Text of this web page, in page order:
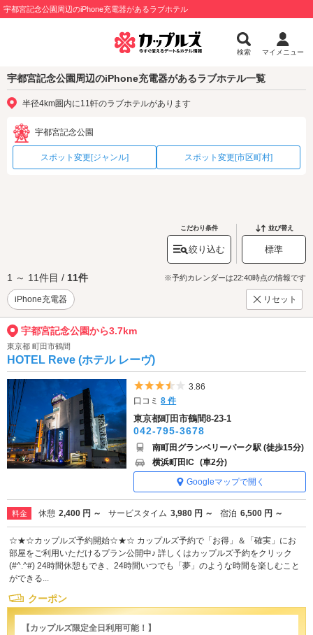
宇都宮記念公園周辺のiPhone充電器があるラブホテル
検索 マイメニュー
宇都宮記念公園周辺のiPhone充電器があるラブホテル一覧
半径4km圏内に11軒のラブホテルがあります
宇都宮記念公園
スポット変更[ジャンル] スポット変更[市区町村]
こだわり条件
絞り込む
並び替え
標準
1 ～ 11件目 / 11件 ※予約カレンダーは22:40時点の情報です
iPhone充電器 リセット
宇都宮記念公園から3.7km
東京都 町田市鶴間
HOTEL Reve (ホテル レーヴ)
5つ星のうち3.5
3.86
口コミ8 件
東京都町田市鶴間8-23-1
042-795-3678
南町田グランベリーパーク駅 (徒歩15分)
横浜町田IC (車2分)
Googleマップで開く
料金 休憩 2,400 円 ～ サービスタイム 3,980 円 ～ 宿泊 6,500 円 ～
☆★☆カップルズ予約開始☆★☆ カップルズ予約で「お得」＆「確実」にお
部屋をご利用いただけるプラン公開中♪ 詳しくはカップルズ予約をクリック
(#^.^#) 24時間休憩もでき、24時間いつでも「夢」のような時間を楽しむこと
ができる...
クーポン
【カップルズ限定全日利用可能！】